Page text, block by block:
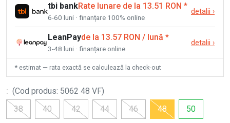
tbi bankRate lunare de la 13.51 RON *
6-60 luni · finanțare 100% online
detalii ›
LeanPayde la 13.57 RON / lună *
3-48 luni · finanțare online
detalii ›
* estimat — rata exactă se calculează la check-out
: (Cod produs: 5062 48 VF)
38
40 42 44 46 48 50